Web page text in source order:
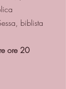
biblista
ore 20